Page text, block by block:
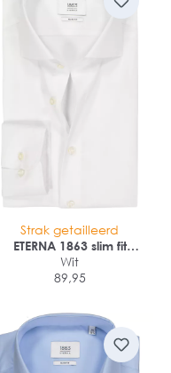
Strak getailleerd
ETERNA 1863 slim fit
premium overhemd
Wit
89,95